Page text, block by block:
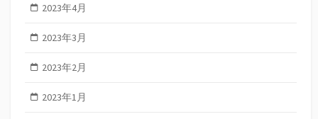
2023年4月
2023年3月
2023年2月
2023年1月